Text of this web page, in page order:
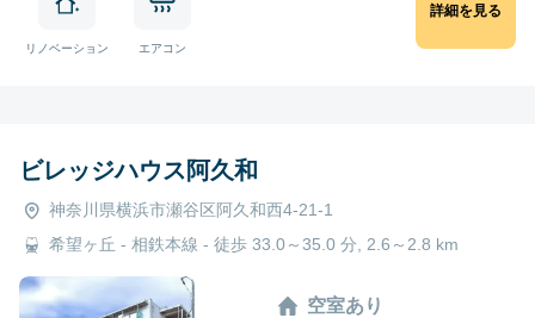
リノベーション エアコン
詳細を見る
ビレッジハウス阿久和
神奈川県横浜市瀬谷区阿久和西4-21-1
希望ヶ丘 - 相鉄本線 - 徒歩 33.0～35.0 分, 2.6～2.8 km
空室あり